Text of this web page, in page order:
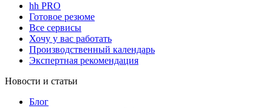
hh PRO
Готовое резюме
Все сервисы
Хочу у вас работать
Производственный календарь
Экспертная рекомендация
Новости и статьи
Блог